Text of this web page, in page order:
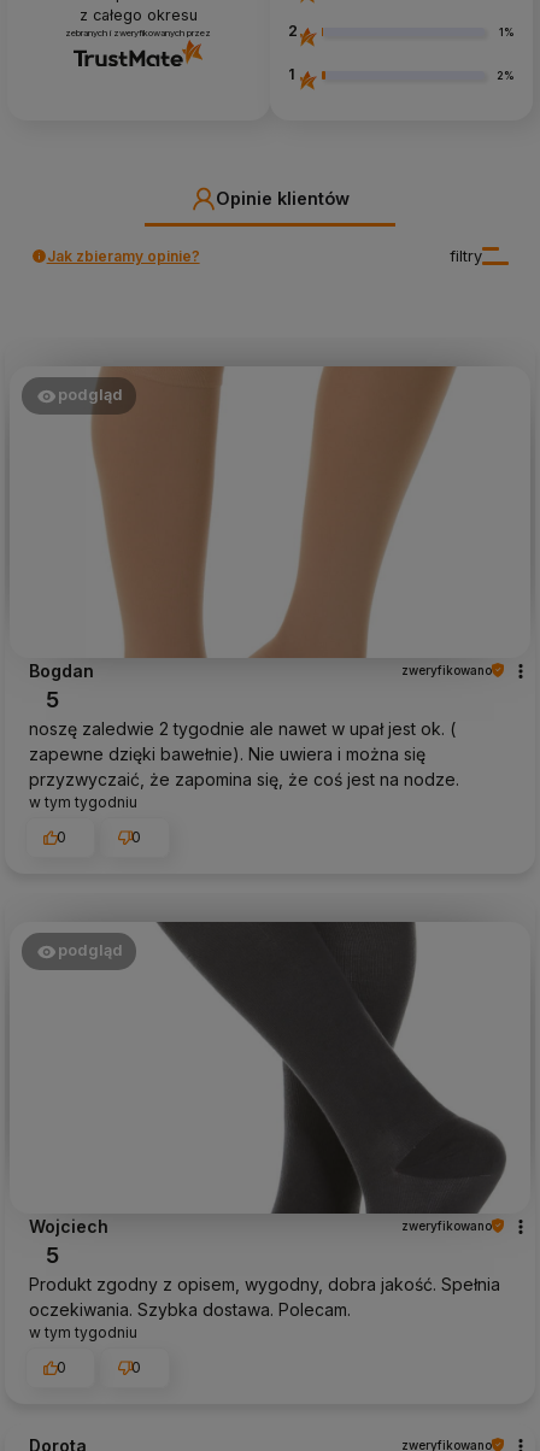
z całego okresu
zebranych i zweryfikowanych przez 2 1%
1 2%
Opinie klientów
filtry
Jak zbieramy opinie?
podgląd
Bogdan zweryfikowano
5
noszę zaledwie 2 tygodnie ale nawet w upał jest ok. (
zapewne dzięki bawełnie). Nie uwiera i można się
przyzwyczaić, że zapomina się, że coś jest na nodze.
w tym tygodniu
0
0
podgląd
Wojciech zweryfikowano
5
Produkt zgodny z opisem, wygodny, dobra jakość. Spełnia
oczekiwania. Szybka dostawa. Polecam.
w tym tygodniu
0
0
Dorota zweryfikowano